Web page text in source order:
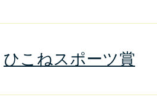
ひこねスポーツ賞